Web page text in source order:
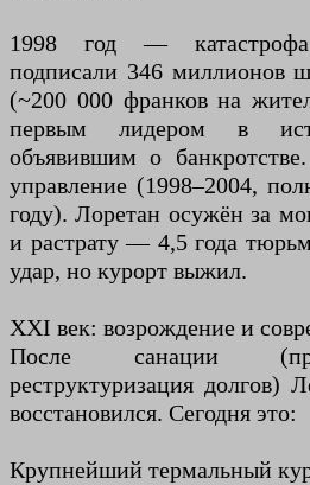
1998 год —
подписали 346 миллионов
(~200 000 франков на
первым лидером в
объявившим о
управление (1998–2004,
году). Лоретан осужён за
и растрату — 4,5 года
удар, но курорт выжил.
XXI век: возрождение и
После санации
реструктуризация долгов)
восстановился. Сегодня это:
Крупнейший термальный